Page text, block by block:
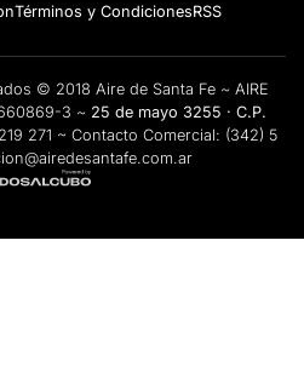
Términos y CondicionesRSS
© 2018 Aire de Santa Fe ~ AIRE
3 ~ 25 de mayo 3255 · C.P.
271 ~ Contacto Comercial: (342) 5